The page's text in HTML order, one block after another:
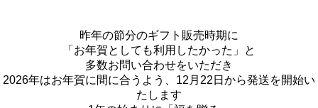
昨年の節分のギフト販売時期に
「お年賀としても利用したかった」と
多数お問い合わせをいただき
2026年はお年賀に間に合うよう、12月22日から発送を開始い
たします